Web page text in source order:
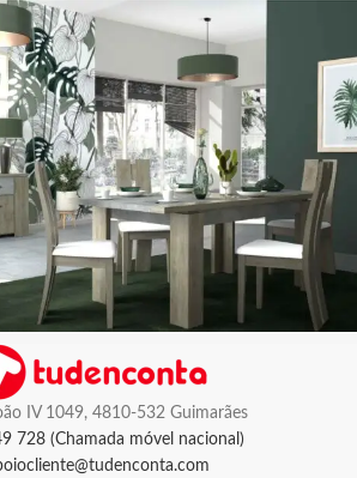
IV 1049, 4810-532 Guimarães
728 (Chamada móvel nacional)